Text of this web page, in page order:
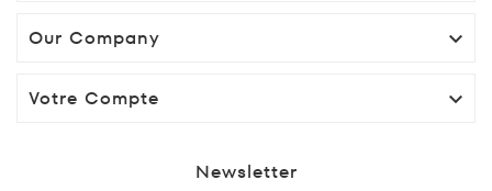
Our Company 
Votre Compte 
Newsletter